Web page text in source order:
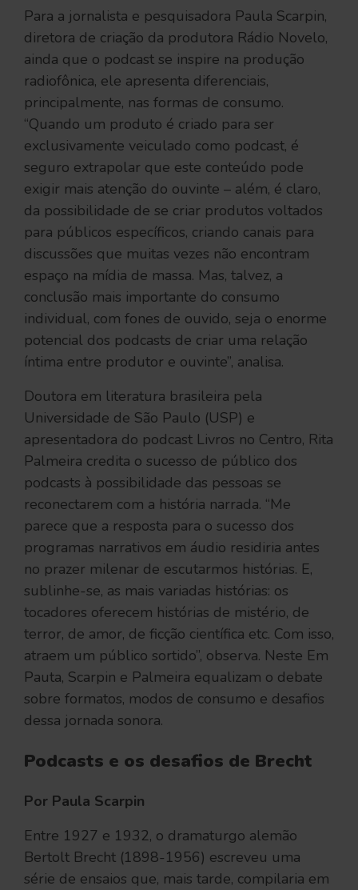
Para a jornalista e pesquisadora Paula Scarpin,
diretora de criação da produtora Rádio Novelo,
ainda que o podcast se inspire na produção
radiofônica, ele apresenta diferenciais,
principalmente, nas formas de consumo.
“Quando um produto é criado para ser
exclusivamente veiculado como podcast, é
seguro extrapolar que este conteúdo pode
exigir mais atenção do ouvinte – além, é claro,
da possibilidade de se criar produtos voltados
para públicos específicos, criando canais para
discussões que muitas vezes não encontram
espaço na mídia de massa. Mas, talvez, a
conclusão mais importante do consumo
individual, com fones de ouvido, seja o enorme
potencial dos podcasts de criar uma relação
íntima entre produtor e ouvinte”, analisa.
Doutora em literatura brasileira pela
Universidade de São Paulo (USP) e
apresentadora do podcast Livros no Centro, Rita
Palmeira credita o sucesso de público dos
podcasts à possibilidade das pessoas se
reconectarem com a história narrada. “Me
parece que a resposta para o sucesso dos
programas narrativos em áudio residiria antes
no prazer milenar de escutarmos histórias. E,
sublinhe-se, as mais variadas histórias: os
tocadores oferecem histórias de mistério, de
terror, de amor, de ficção científica etc. Com isso,
atraem um público sortido”, observa. Neste Em
Pauta, Scarpin e Palmeira equalizam o debate
sobre formatos, modos de consumo e desafios
dessa jornada sonora.
Podcasts e os desafios de Brecht
Por Paula Scarpin
Entre 1927 e 1932, o dramaturgo alemão
Bertolt Brecht (1898-1956) escreveu uma
série de ensaios que, mais tarde, compilaria em